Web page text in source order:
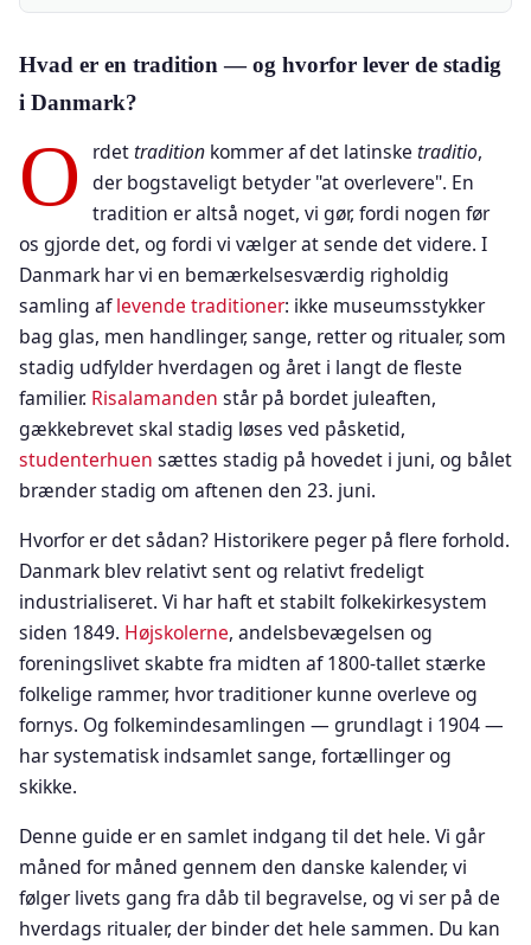
Hvad er en tradition — og hvorfor lever de stadig
i Danmark?
O rdettradition kommer af det latinske traditio,
der bogstaveligt betyder "at overlevere". En
tradition er altså noget, vi gør, fordi nogen før
os gjorde det, og fordi vi vælger at sende det videre. I
Danmark har vi en bemærkelsesværdig righoldig
samling aflevende traditioner: ikke museumsstykker
bag glas, men handlinger, sange, retter og ritualer, som
stadig udfylder hverdagen og året i langt de fleste
familier. Risalamanden står på bordet juleaften,
gækkebrevet skal stadig løses ved påsketid,
studenterhuen sættes stadig på hovedet i juni, og bålet
brænder stadig om aftenen den 23. juni.
Hvorfor er det sådan? Historikere peger på flere forhold.
Danmark blev relativt sent og relativt fredeligt
industrialiseret. Vi har haft et stabilt folkekirkesystem
siden 1849. Højskolerne, andelsbevægelsen og
foreningslivet skabte fra midten af 1800-tallet stærke
folkelige rammer, hvor traditioner kunne overleve og
fornys. Og folkemindesamlingen — grundlagt i 1904 —
har systematisk indsamlet sange, fortællinger og
skikke.
Denne guide er en samlet indgang til det hele. Vi går
måned for måned gennem den danske kalender, vi
følger livets gang fra dåb til begravelse, og vi ser på de
hverdags ritualer, der binder det hele sammen. Du kan